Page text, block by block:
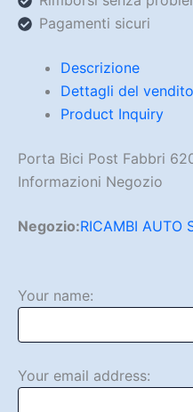
Pagamenti sicuri
Descrizione
Dettagli del
Product Inquiry
Porta Bici Post Fabbri
Informazioni Negozio
Negozio:RICAMBI AUTO
Your name:
Your email address: